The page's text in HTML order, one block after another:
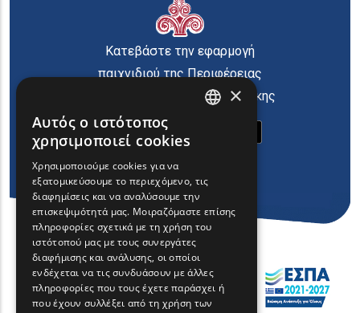
Κατεβάστε την εφαρμογή
παιχνιδιού της Περιφέρειας
Ανατολικής Μακεδονίας Θράκης
FRENCH
BULGARIAN
ROMANIAN
TURKISH
×
Αυτός ο ιστότοπος
χρησιμοποιεί cookies
Χρησιμοποιούμε cookies για να
εξατομικεύσουμε το περιεχόμενο, τις
διαφημίσεις και να αναλύσουμε την
επισκεψιμότητά μας. Μοιραζόμαστε επίσης
πληροφορίες σχετικά με τη χρήση του
ιστότοπού μας με τους συνεργάτες
διαφήμισης και ανάλυσης, οι οποίοι
ενδέχεται να τις συνδυάσουν με άλλες
πληροφορίες που τους έχετε παράσχει ή
που έχουν συλλέξει από τη χρήση των